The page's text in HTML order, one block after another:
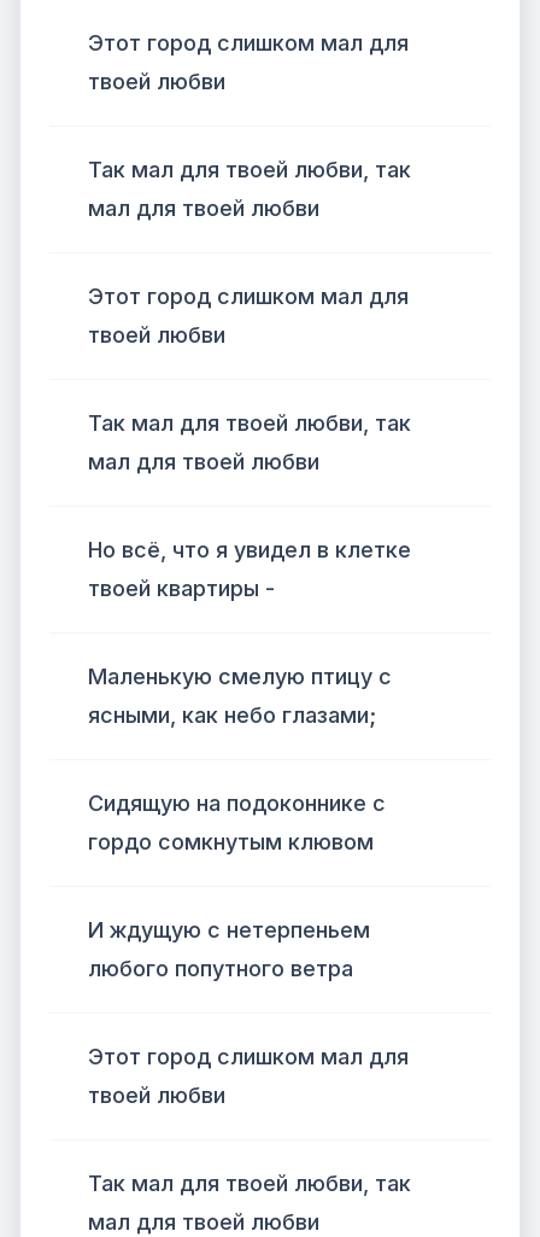
Этот город слишком мал для
твоей любви
Так мал для твоей любви, так
мал для твоей любви
Этот город слишком мал для
твоей любви
Так мал для твоей любви, так
мал для твоей любви
Но всё, что я увидел в клетке
твоей квартиры -
Маленькую смелую птицу с
ясными, как небо глазами;
Сидящую на подоконнике с
гордо сомкнутым клювом
И ждущую с нетерпеньем
любого попутного ветра
Этот город слишком мал для
твоей любви
Так мал для твоей любви, так
мал для твоей любви